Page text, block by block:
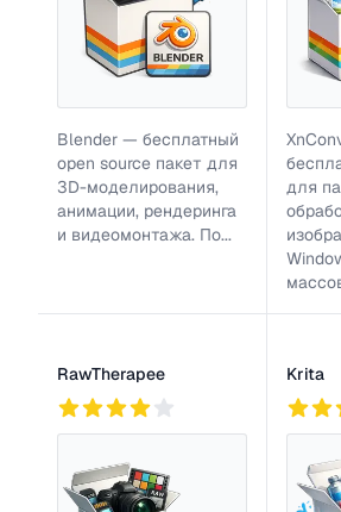
Blender — бесплатный
open source пакет для
3D-моделирования,
анимации, рендеринга
и видеомонтажа. По...
для
RawTherapee Krita